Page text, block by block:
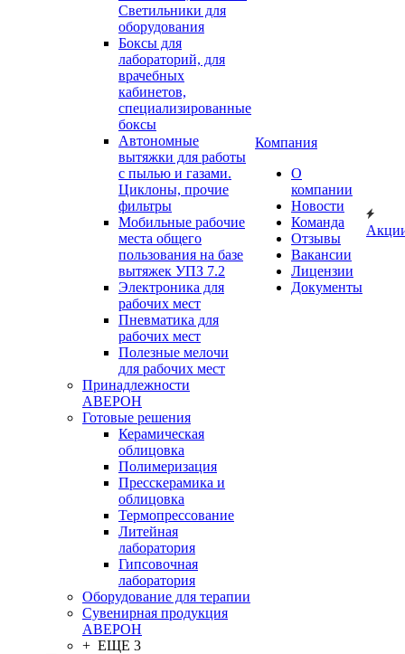
Светильники для
оборудования
Боксы для
лабораторий, для
врачебных
кабинетов,
специализированные
боксы
Автономные
вытяжки для работы
с пылью и газами.
Циклоны, прочие
фильтры
Мобильные рабочие
места общего
пользования на базе
вытяжек УПЗ 7.2
Электроника для
рабочих мест
Пневматика для
рабочих мест
Полезные мелочи
для рабочих мест
Принадлежности
АВЕРОН
Готовые решения
Керамическая
облицовка
Полимеризация
Пресскерамика и
облицовка
Термопрессование
Литейная
лаборатория
Гипсовочная
лаборатория
Оборудование для терапии
Сувенирная продукция
АВЕРОН
+ ЕЩЕ 3
Компания
О
компании
Новости
Команда
Отзывы
Вакансии
Лицензии
Документы